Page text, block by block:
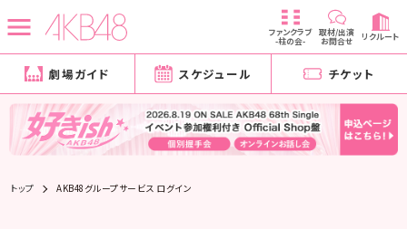
ファンクラブ
-柱の会-
取材/出演
お問合せ リクルート
劇場ガイド スケジュール チケット
トップ AKB48グループサービス ログイン